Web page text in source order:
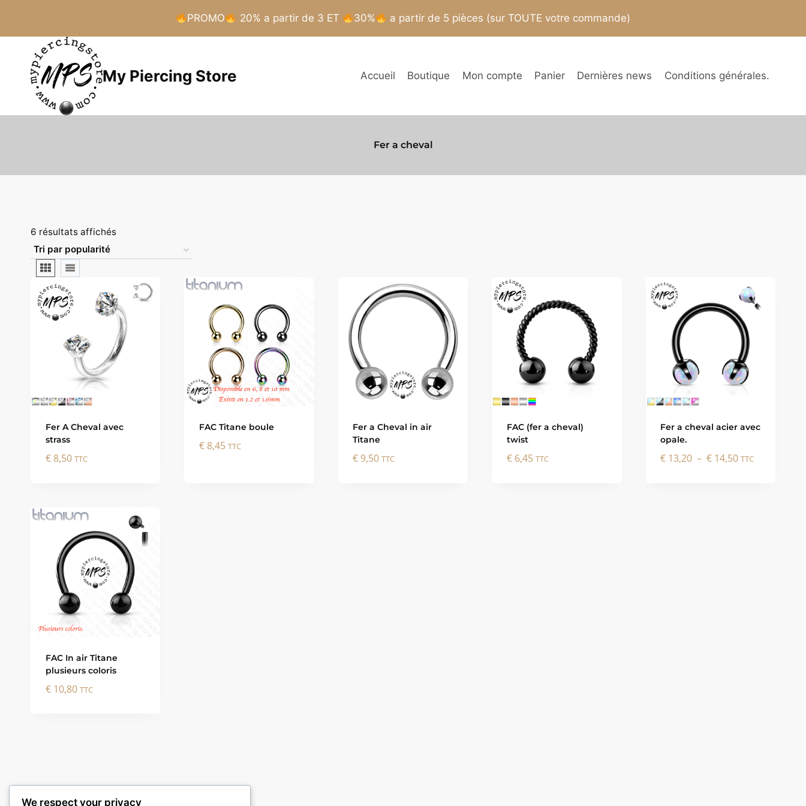
PROMO 20% a partir de 3 ET 30% a partir de 5 pièces (sur TOUTE votre commande)
contenu
My Piercing Store Accueil Boutique Mon compte Panier Dernières news Conditions générales.
Fer a cheval
6 résultats affichésTrié
Fer A Cheval avec
strass
€8,50 TTC
FAC Titane boule
€8,45 TTC
Fer a Cheval in air
Titane
€ 9,50 TTC
FAC (fer a cheval)
twist
€6,45 TTC
Fer a cheval acier avec
opale.
€ 13,20 – € 14,50Plage
TTC
FAC In air Titane
plusieurs coloris
€10,80 TTC
We respect your privacy